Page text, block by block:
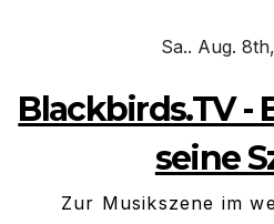
Sa.. Aug.
Blackbirds.TV -
seine
Zur Musikszene im